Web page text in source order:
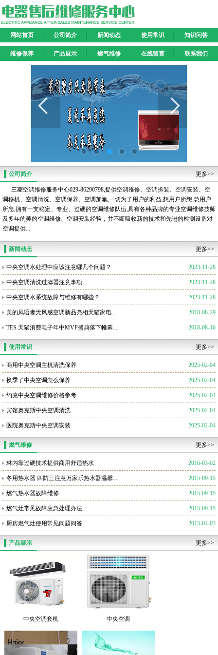
网站首页 公司简介 新闻动态 使用常识 知识问答
维修保养 产品展示 燃气维修 在线留言 联系我们
公司简介 更多>>
三菱空调维修服务中心029-86290798,提供空调维修、空调拆装、空调安装、空
调移机、空调清洗、空调保养、空调加氟,一切为了用户的利益,想用户所想,急用户
所急,拥有一支稳定、专业、过硬的空调维修队伍,具有各种品牌的专业空调维修技师
及多年的美的空调维修、空调安装经验，并不断吸收新的技术和先进的检测设备对
空调提供...
新闻动态 更多>>
2023-11-28
中央空调水处理中应该注意哪几个问题？
2023-11-28
中央空调清洗过滤器注意事项
2023-11-28
中央空调水系统故障与维修有哪些？
2018-08-29
美的风语者无风感空调新品亮相天猫家电...
2018-08-16
TES 天猫消费电子年中MVP盛典落下帷幕...
使用常识 更多>>
2025-02-04
商用中央空调主机清洗保养
2025-02-04
换季了中央空调怎么保养
2025-02-04
约克中央空调维修价格参考
2025-02-04
宾馆奥克斯中央空调清洗
2025-02-04
医院奥克斯中央空调安装
燃气维修 更多>>
2016-03-02
林内靠过硬技术提供商用舒适热水
2015-09-15
冬用热水器 四防三注意万家乐热水器温馨...
2015-09-15
燃气热水器故障维修
2015-09-15
燃气灶常见故障应急处理办法
2015-04-03
厨房燃气灶使用常见问题问答
产品展示 更多>>
中央空调套机 中央空调